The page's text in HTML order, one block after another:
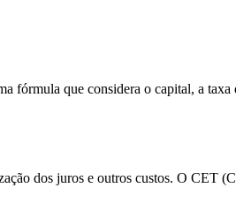
fórmula que considera o capital, a
dos juros e outros custos. O CET